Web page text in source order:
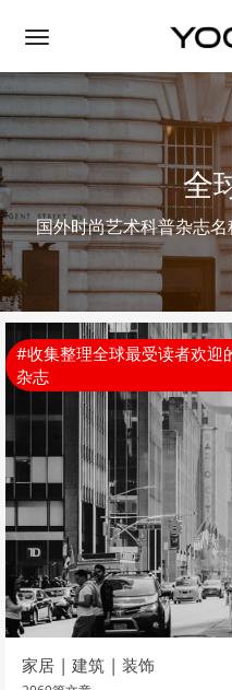
全
国外时尚艺术科普杂志
家居 | 建筑 | 装饰
#收集整理全球最受读者欢
杂志